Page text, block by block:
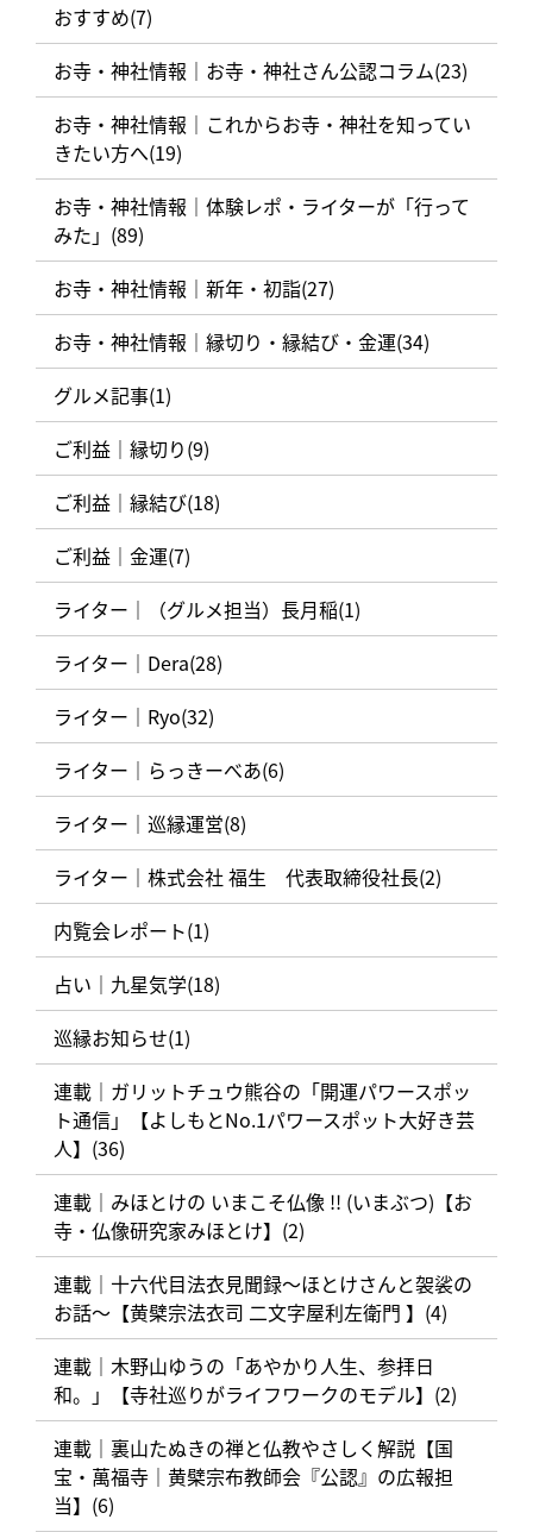
おすすめ(7)
お寺・神社情報｜お寺・神社さん公認コラム(23)
お寺・神社情報｜これからお寺・神社を知ってい
きたい方へ(19)
お寺・神社情報｜体験レポ・ライターが「行って
みた」(89)
お寺・神社情報｜新年・初詣(27)
お寺・神社情報｜縁切り・縁結び・金運(34)
グルメ記事(1)
ご利益｜縁切り(9)
ご利益｜縁結び(18)
ご利益｜金運(7)
ライター｜（グルメ担当）長月稲(1)
ライター｜Dera(28)
ライター｜Ryo(32)
ライター｜らっきーべあ(6)
ライター｜巡縁運営(8)
ライター｜株式会社 福生 代表取締役社長(2)
内覧会レポート(1)
占い｜九星気学(18)
巡縁お知らせ(1)
連載｜ガリットチュウ熊谷の「開運パワースポッ
ト通信」【よしもとNo.1パワースポット大好き芸
人】(36)
連載｜みほとけの いまこそ仏像 !! (いまぶつ)【お
寺・仏像研究家みほとけ】(2)
連載｜十六代目法衣見聞録〜ほとけさんと袈裟の
お話〜【黄檗宗法衣司 二文字屋利左衛門 】(4)
連載｜木野山ゆうの「あやかり人生、参拝日
和。」【寺社巡りがライフワークのモデル】(2)
連載｜裏山たぬきの禅と仏教やさしく解説【国
宝・萬福寺｜黄檗宗布教師会『公認』の広報担
当】(6)